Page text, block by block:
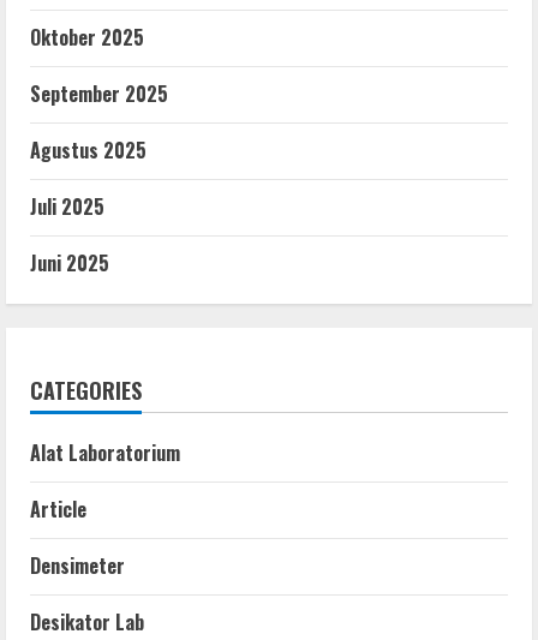
Oktober 2025
September 2025
Agustus 2025
Juli 2025
Juni 2025
CATEGORIES
Alat Laboratorium
Article
Densimeter
Desikator Lab